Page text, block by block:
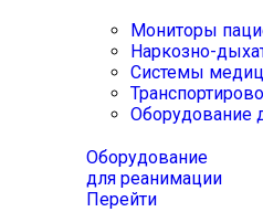
Мониторы
Наркозно-
Системы
Оборудование
Оборудование
для реанимации
Перейти